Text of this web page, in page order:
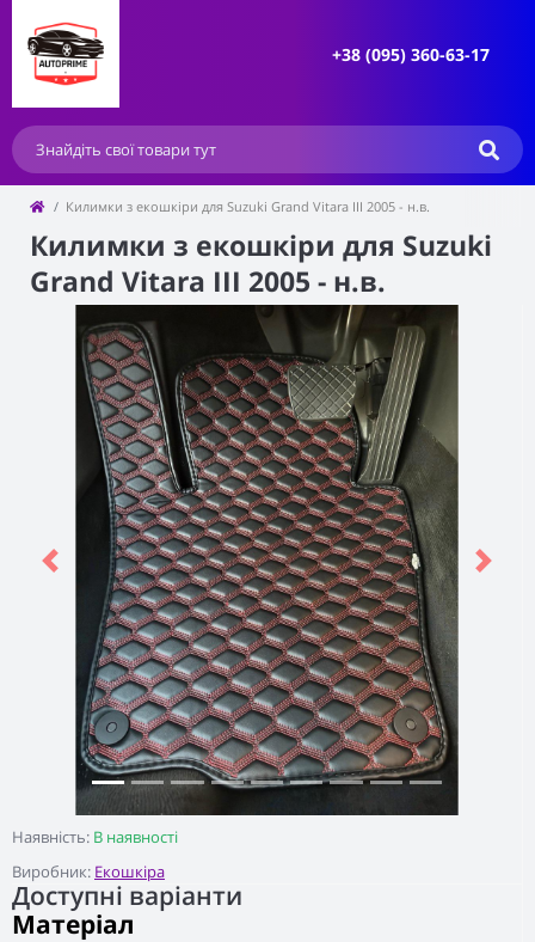
+38 (095) 360-63-17
Килимки з екошкіри для Suzuki Grand Vitara III 2005 - н.в.
Килимки з екошкіри для Suzuki
Grand Vitara III 2005 - н.в.
Наявність: В наявності
Виробник: Екошкіра
Previous Next
Доступні варіанти
Матеріал